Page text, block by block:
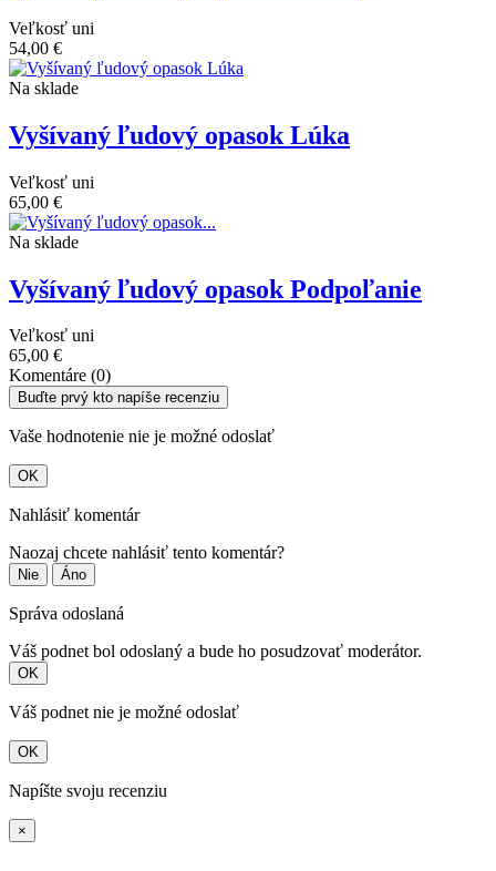
Veľkosť uni
54,00 €
Na sklade
Vyšívaný ľudový opasok Lúka
Veľkosť uni
65,00 €
Na sklade
Vyšívaný ľudový opasok Podpoľanie
Veľkosť uni
65,00 €
Komentáre (0)
Buďte prvý kto napíše recenziu
Vaše hodnotenie nie je možné odoslať
OK
Nahlásiť komentár
Naozaj chcete nahlásiť tento komentár?
Nie Áno
Správa odoslaná
Váš podnet bol odoslaný a bude ho posudzovať moderátor.
OK
Váš podnet nie je možné odoslať
OK
Napíšte svoju recenziu
×